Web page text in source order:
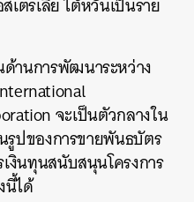
านการพัฒนาระหว่าง
จะเป็นตัวกลางใน
รูปของการขายพันธบัตร
งินทุนสนับสนุนโครงการ
ได้